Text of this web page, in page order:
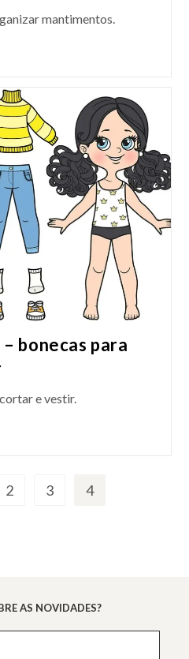
mantimentos.
bonecas para
e vestir.
2 3 4
AS NOVIDADES?